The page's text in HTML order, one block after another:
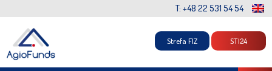
T: +48 22 531 54 54
Strefa FIZ STI24